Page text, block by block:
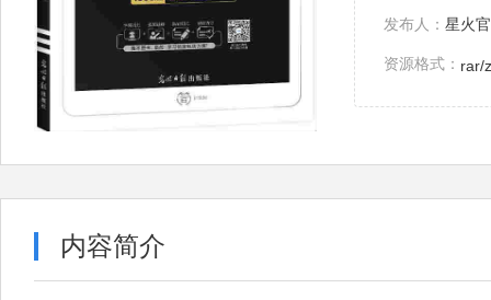
发布人： 星火
资源格式： rar/
内容简介